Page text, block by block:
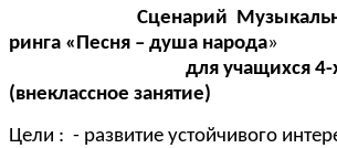
Сценарий
ринга «Песня – душа народа»
для учащихся 4-
(внеклассное занятие)
Цели : - развитие устойчивого